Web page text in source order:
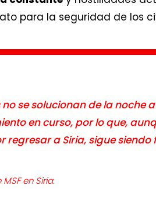
para la seguridad de los
se solucionan de la noche
en curso, por lo que,
a Siria, sigue
en Siria.